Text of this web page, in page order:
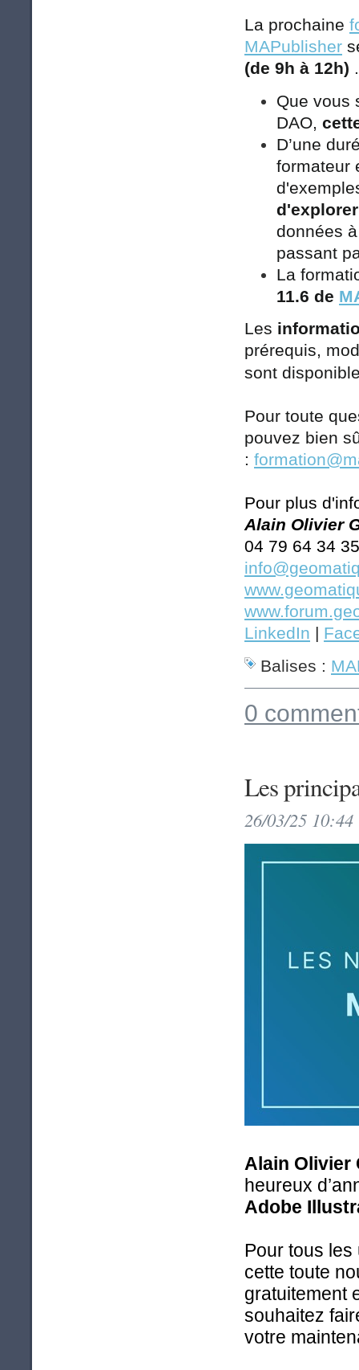
La prochaine
MAPublisher
(de 9h à 12h) .
Que vous
DAO,
D’une
formateur
données
passant
La
11.6 de
Les
prérequis,
sont
Pour toute
pouvez bien
:
Pour plus
Alain Olivier
04 79 64 34 35
LinkedIn |
Balises :
0
Les
26/03/25
Alain Olivier
heureux
Adobe
Pour tous les
cette toute
gratuitement
souhaitez
votre